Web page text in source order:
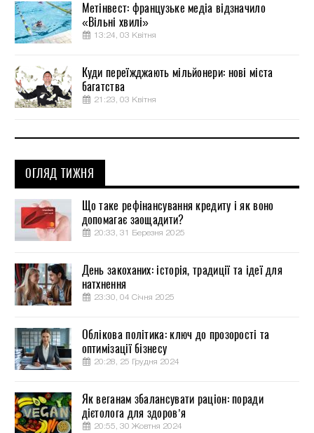
Метінвест: французьке медіа відзначило
«Вільні хвилі»
13:24, 03 Квітня
Куди переїжджають мільйонери: нові міста
багатства
21:23, 03 Квітня
ОГЛЯД ТИЖНЯ
Що таке рефінансування кредиту і як воно
допомагає заощадити?
20:33, 31 Березня 2025
День закоханих: історія, традиції та ідеї для
натхнення
23:30, 04 Січня 2025
Облікова політика: ключ до прозорості та
оптимізації бізнесу
20:28, 25 Грудня 2024
Як веганам збалансувати раціон: поради
дієтолога для здоров’я
20:55, 30 Жовтня 2024